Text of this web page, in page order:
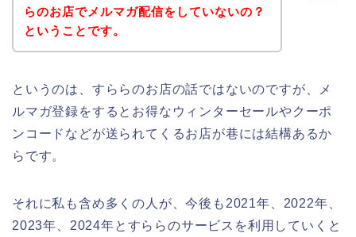
らのお店でメルマガ配信をしていないの？
ということです。
というのは、すららのお店の話ではないのですが、メ
ルマガ登録をするとお得なウィンターセールやクーポ
ンコードなどが送られてくるお店が巷には結構あるか
らです。
それに私も含め多くの人が、今後も2021年、2022年、
2023年、2024年とすららのサービスを利用していくと